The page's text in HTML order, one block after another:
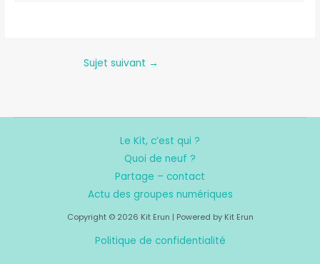
Sujet suivant →
Le Kit, c’est qui ?
Quoi de neuf ?
Partage – contact
Actu des groupes numériques
Copyright © 2026 Kit Erun | Powered by Kit Erun
Politique de confidentialité